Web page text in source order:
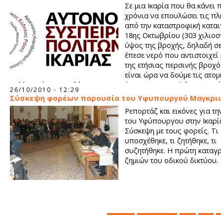
Σε μια Ικαρία που θα κάνει
χρόνια να επουλώσει τις
από την καταστροφική
18ης Οκτωβρίου (303
ύψος της βροχής, δηλαδή
έπεσε νερό που
της ετήσιας περσινής
είναι ώρα να δούμε τις
συλλογικές μας ευθύνες, για το πώς η καταστροφή θα
ήταν μικρότερης έκτασης. Ατομικές, στο βαθμό που ο
παρεμβαίνει ή δεν παρεμβαίνει με αποτέλεσμα να
βρόχινα νερά από τις φυσικές τους κοίτες.
26/10/2010 - 12:29
Σύσκεψη φορέων παρουσία του Υφυπουργού
Ρεπορτάζ και εικόνες για
του Υφύπουργου στην
Σύσκεψη με τους φορείς. Τι
υποσχέθηκε, τι ζητήθηκε, τι
συζητήθηκε. Η πρώτη
ζημιών του οδικού δικτύου.